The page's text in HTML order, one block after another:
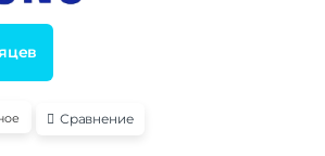
Сравнение